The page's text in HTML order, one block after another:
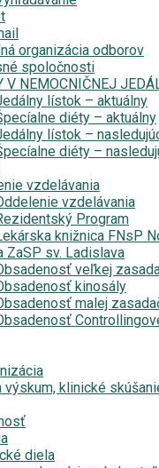
organizácia odborov
spoločnosti
V NEMOCNIČNEJ
lístok – aktuálny
diéty – aktuálny
lístok –
diéty –
vzdelávania
vzdelávania
Program
knižnica FNsP
ZaSP sv. Ladislava
veľkej
kinosály
malej
výskum, klinické
diela